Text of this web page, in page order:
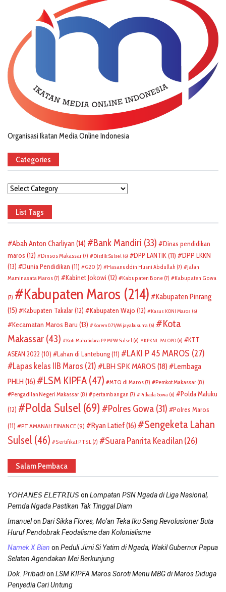
Organisasi Ikatan Media Online Indonesia
Categories
Categories
List Tags
Abah Anton Charliyan (14) Bank Mandiri (33)
Dinas pendidikan
maros (12) Dinsos Makassar (7) Disdik Sulsel (6) DPP LANTIK(11)
DPP LKKN
(13)
Dunia Pendidikan (11) G20 (7) Hasanuddin Husni Abdullah (7)
Jalan
Maminasata Maros (7) Kabinet Jokowi (12) Kabupaten Bone (7) Kabupaten Gowa
(7) Kabupaten Maros (214)
Kabupaten Pinrang
(15)
Kabupaten Takalar(12) Kabupaten Wajo (12) Kasus KONI Maros (6)
Kecamatan Maros Baru (13) Korem 071/Wijayakusuma (6)
Kota
Makassar (43) Koti Mahatidana PP MPW Sulsel (6) KPKNL PALOPO (6)
KTT
ASEAN 2022 (10) Lahan di Lantebung(11) LAKI P 45 MAROS (27)
Lapas kelas IIB Maros (21) LBH SPK MAROS (18)
Lembaga
PHLH (16) LSM KIPFA (47) MTQ di Maros (7) Pemkot Makassar (8)
Pengadilan Negeri Makassar (8) pertambangan (7) Pilkada Gowa (6)
Polda Maluku
(12)
Polda Sulsel (69) Polres Gowa (31)
Polres Maros
(11)
PT AMANAH FINANCE(9) Ryan Latief(16)
Sengeketa Lahan
Sulsel (46) Sertifikat PTSL (7) Suara Panrita Keadilan(26)
Salam Pembaca
𝘠𝘖𝘏𝘈𝘕𝘌𝘚 𝘌𝘓𝘌𝘛𝘙𝘐𝘜𝘚on Lompatan PSN Ngada di Liga Nasional,
Pemda Ngada Pastikan Tak Tinggal Diam
Imanuelon Dari Sikka Flores, Mo’an Teka Iku Sang Revolusioner Buta
Huruf Pendobrak Feodalisme dan Kolonialisme
Namek X Bian on Peduli Jimi Si Yatim di Ngada, Wakil Gubernur Papua
Selatan Agendakan Mei Berkunjung
Dok. Pribadion LSM KIPFA Maros Soroti Menu MBG di Maros Diduga
Penyedia Cari Untung